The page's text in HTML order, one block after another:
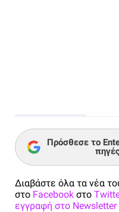
Πρόσθεσε το
Διαβάστε όλα τα νέα
στο Facebook στο
εγγραφή στο Newsletter